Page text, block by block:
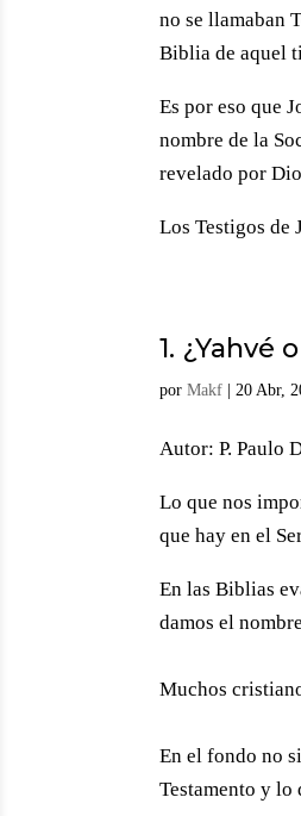
no se llamaban
Biblia de aquel
Es por eso que
nombre de la
revelado por
Los Testigos de
1. ¿Yahvé
porMakf |20 Abr,
Autor: P. Paulo
Lo que nos
que hay en el
En las Biblias
damos el
Muchos
En el fondo no
Testamento y lo